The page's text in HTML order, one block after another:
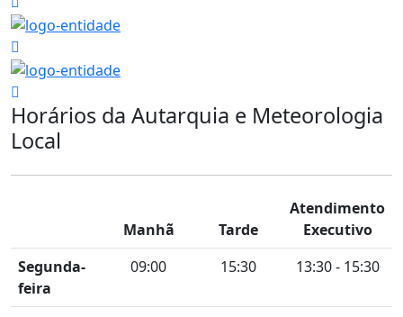
Horários da Autarquia e Meteorologia
Local
Manhã Tarde
Atendimento
Executivo
Segunda-
feira
09:00 15:30 13:30 - 15:30